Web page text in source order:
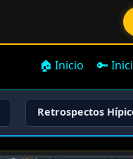
🏠 Inicio 🔑
Retrospectos